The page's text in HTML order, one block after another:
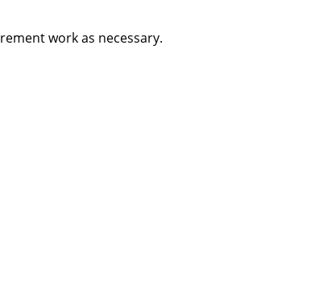
work as necessary.